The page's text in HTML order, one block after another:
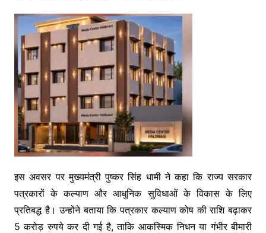
इस अवसर पर मुख्यमंत्री पुष्कर सिंह धामी ने कहा कि राज्य सरकार
पत्रकारों के कल्याण और आधुनिक सुविधाओं के विकास के लिए
प्रतिबद्ध है। उन्होंने बताया कि पत्रकार कल्याण कोष की राशि बढ़ाकर
5 करोड़ रुपये कर दी गई है, ताकि आकस्मिक निधन या गंभीर बीमारी